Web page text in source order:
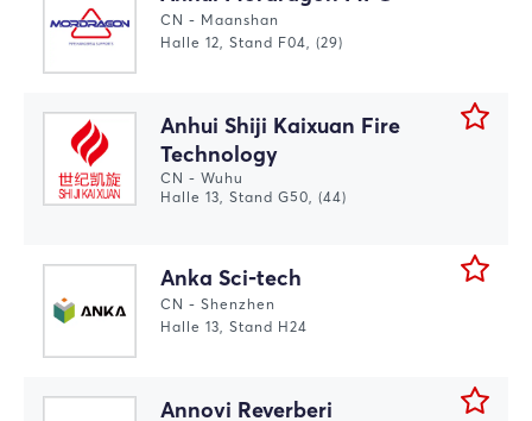
CN - Maanshan
Halle 12, Stand F04, (29)
Anhui Shiji Kaixuan Fire
Technology
CN - Wuhu
Halle 13, Stand G50, (44)
Anka Sci-tech
CN - Shenzhen
Halle 13, Stand H24
Annovi Reverberi
Jetzt registrieren